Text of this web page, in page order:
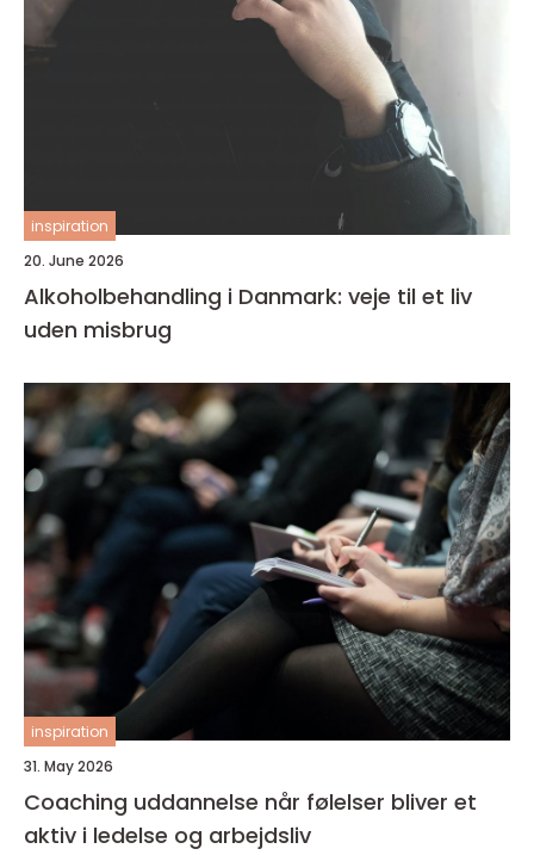
inspiration
20. June 2026
Alkoholbehandling i Danmark: veje til et liv
uden misbrug
inspiration
31. May 2026
Coaching uddannelse når følelser bliver et
aktiv i ledelse og arbejdsliv